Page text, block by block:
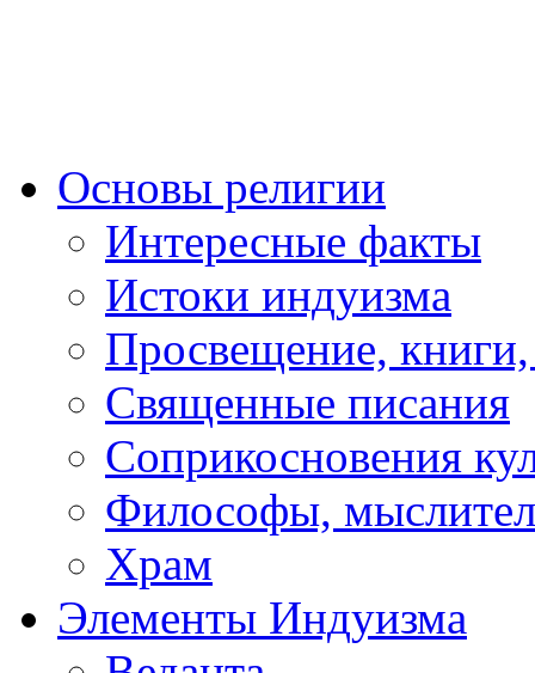
Основы религии
Интересные факты
Истоки индуизма
Просвещение, книги,
Священные писания
Соприкосновения
Философы,
Храм
Элементы Индуизма